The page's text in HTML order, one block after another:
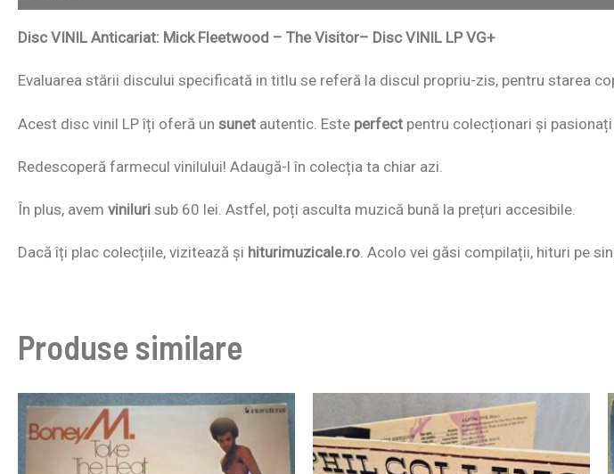
Disc VINIL Anticariat: Mick Fleetwood – The Visitor– Disc VINIL LP VG+
Evaluarea stării discului specificată in titlu se referă la discul propriu-zis, pentru starea
Acest disc vinil LP îți oferă un sunet autentic. Este perfect pentru colecționari și pasionați
Redescoperă farmecul vinilului! Adaugă-l în colecția ta chiar azi.
În plus, avem viniluri sub 60 lei. Astfel, poți asculta muzică bună la prețuri accesibile.
Dacă îți plac colecțiile, vizitează și hiturimuzicale.ro. Acolo vei găsi compilații, hituri pe
Produse similare